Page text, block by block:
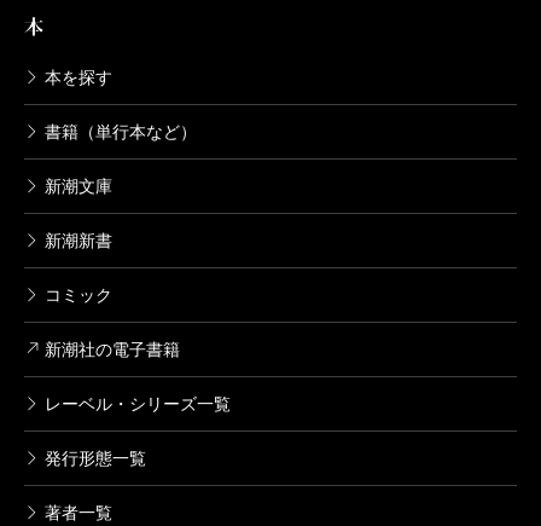
本
本を探す
書籍（単行本など）
新潮文庫
新潮新書
コミック
新潮社の電子書籍
レーベル・シリーズ一覧
発行形態一覧
著者一覧